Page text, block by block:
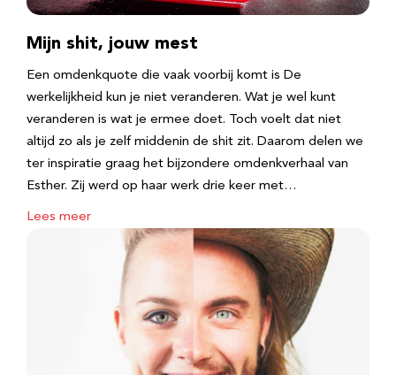
Mijn shit, jouw mest
Een omdenkquote die vaak voorbij komt is De
werkelijkheid kun je niet veranderen. Wat je wel kunt
veranderen is wat je ermee doet. Toch voelt dat niet
altijd zo als je zelf middenin de shit zit. Daarom delen we
ter inspiratie graag het bijzondere omdenkverhaal van
Esther. Zij werd op haar werk drie keer met…
Lees meer